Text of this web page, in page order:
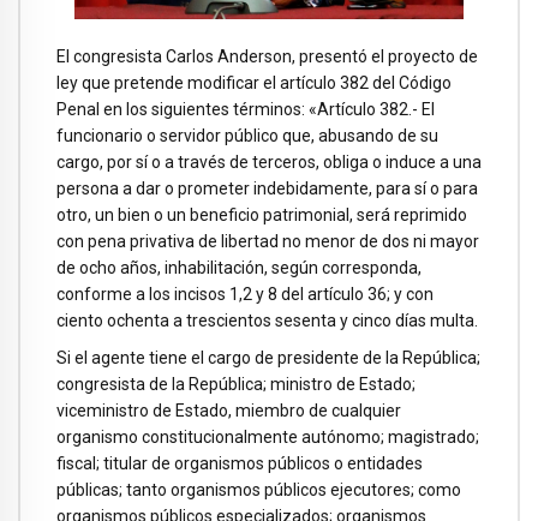
El congresista Carlos Anderson, presentó el proyecto de
ley que pretende modificar el artículo 382 del Código
Penal en los siguientes términos: «Artículo 382.- El
funcionario o servidor público que, abusando de su
cargo, por sí o a través de terceros, obliga o induce a una
persona a dar o prometer indebidamente, para sí o para
otro, un bien o un beneficio patrimonial, será reprimido
con pena privativa de libertad no menor de dos ni mayor
de ocho años, inhabilitación, según corresponda,
conforme a los incisos 1,2 y 8 del artículo 36; y con
ciento ochenta a trescientos sesenta y cinco días multa.
Si el agente tiene el cargo de presidente de la República;
congresista de la República; ministro de Estado;
viceministro de Estado, miembro de cualquier
organismo constitucionalmente autónomo; magistrado;
fiscal; titular de organismos públicos o entidades
públicas; tanto organismos públicos ejecutores; como
organismos públicos especializados; organismos